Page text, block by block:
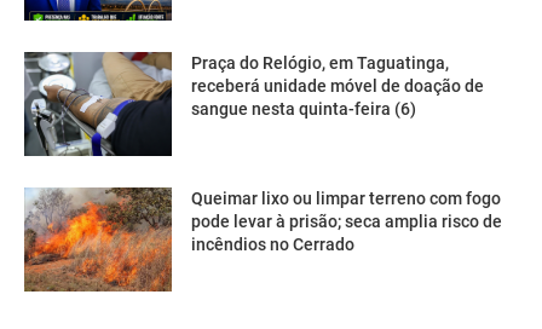
Praça do Relógio, em Taguatinga,
receberá unidade móvel de doação de
sangue nesta quinta-feira (6)
Queimar lixo ou limpar terreno com fogo
pode levar à prisão; seca amplia risco de
incêndios no Cerrado